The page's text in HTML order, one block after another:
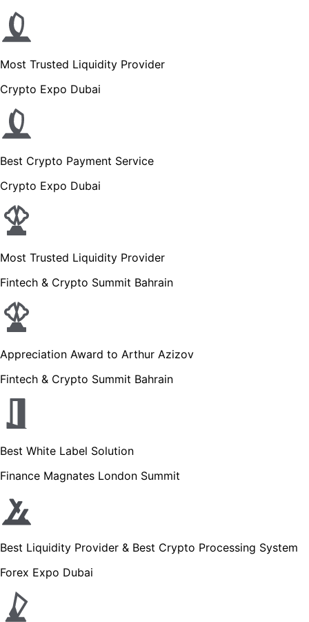
Most Trusted Liquidity Provider
Crypto Expo Dubai
Best Crypto Payment Service
Crypto Expo Dubai
Most Trusted Liquidity Provider
Fintech & Crypto Summit Bahrain
Appreciation Award to Arthur Azizov
Fintech & Crypto Summit Bahrain
Best White Label Solution
Finance Magnates London Summit
Best Liquidity Provider & Best Crypto Processing System
Forex Expo Dubai